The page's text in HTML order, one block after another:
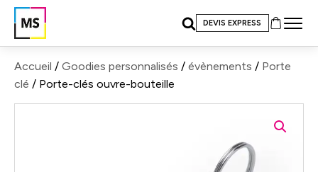
DEVIS EXPRESS
Accueil / Goodies personnalisés / évènements / Porte
clé / Porte-clés ouvre-bouteille